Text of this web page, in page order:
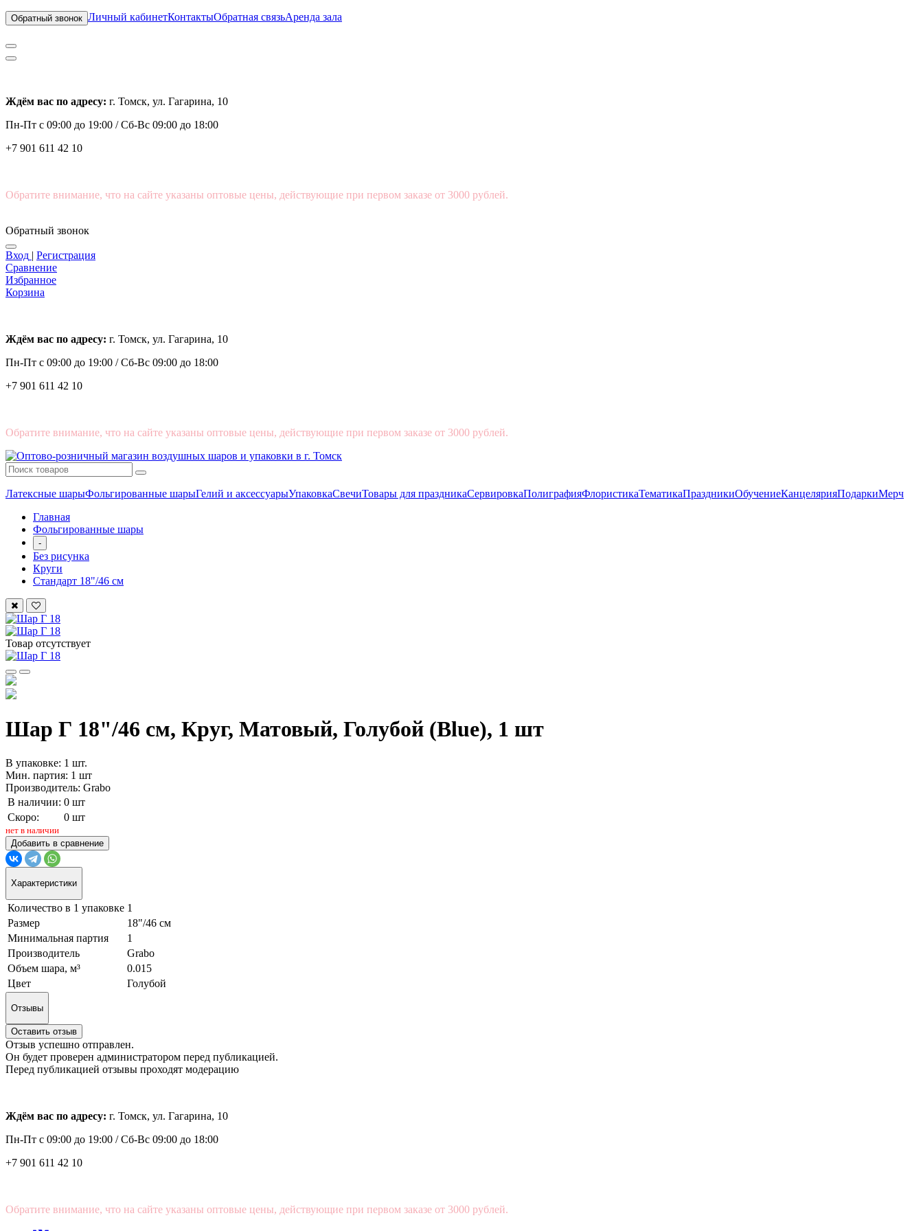
Обратный звонок Личный кабинетКонтактыОбратная связьАренда зала
Ждём вас по адресу: г. Томск, ул. Гагарина, 10
Пн-Пт с 09:00 до 19:00 /Сб-Вс 09:00 до 18:00
+7 901 611 42 10
Обратите внимание, что на сайте указаны оптовые цены, действующие при первом заказе от 3000 рублей.
Обратный звонок
Вход | Регистрация
Сравнение
Избранное
Корзина
Ждём вас по адресу: г. Томск, ул. Гагарина, 10
Пн-Пт с 09:00 до 19:00 /Сб-Вс 09:00 до 18:00
+7 901 611 42 10
Обратите внимание, что на сайте указаны оптовые цены, действующие при первом заказе от 3000 рублей.
Латексные шарыФольгированные шарыГелий и аксессуарыУпаковкаСвечиТовары для праздникаСервировкаПолиграфияФлористикаТематикаПраздникиОбучениеКанцелярияПодаркиМерч
Главная
Фольгированные шары
-
Без рисунка
Круги
Стандарт 18"/46 см
Товар отсутствует
Шар Г 18"/46 см, Круг, Матовый, Голубой (Blue), 1 шт
В упаковке: 1 шт.
Мин. партия: 1 шт
Производитель: Grabo
В наличии: 0 шт
Скоро:
0 шт
нет в наличии
Добавить в сравнение
Характеристики
Количество в 1 упаковке 1
Размер
18"/46 см
Минимальная партия
1
Производитель
Grabo
Объем шара, м³
0.015
Цвет
Голубой
Отзывы
Оставить отзыв
Отзыв успешно отправлен.
Он будет проверен администратором перед публикацией.
Перед публикацией отзывы проходят модерацию
Ждём вас по адресу: г. Томск, ул. Гагарина, 10
Пн-Пт с 09:00 до 19:00 /Сб-Вс 09:00 до 18:00
+7 901 611 42 10
Обратите внимание, что на сайте указаны оптовые цены, действующие при первом заказе от 3000 рублей.